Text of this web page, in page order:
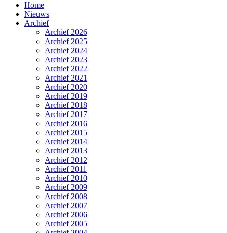
Home
Nieuws
Archief
Archief 2026
Archief 2025
Archief 2024
Archief 2023
Archief 2022
Archief 2021
Archief 2020
Archief 2019
Archief 2018
Archief 2017
Archief 2016
Archief 2015
Archief 2014
Archief 2013
Archief 2012
Archief 2011
Archief 2010
Archief 2009
Archief 2008
Archief 2007
Archief 2006
Archief 2005